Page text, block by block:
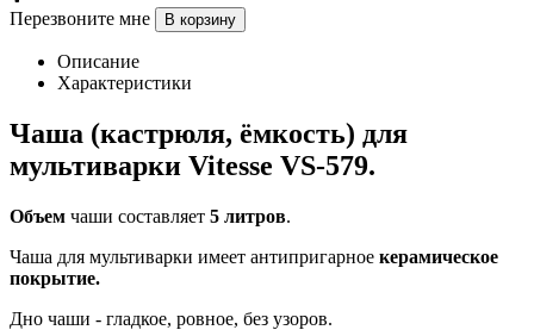
Перезвоните мне В корзину
Описание
Характеристики
Чаша (кастрюля, ёмкость) для
мультиварки Vitesse VS-579.
Объем чаши составляет 5 литров.
Чаша для мультиварки имеет антипригарное керамическое
покрытие.
Дно чаши - гладкое, ровное, без узоров.